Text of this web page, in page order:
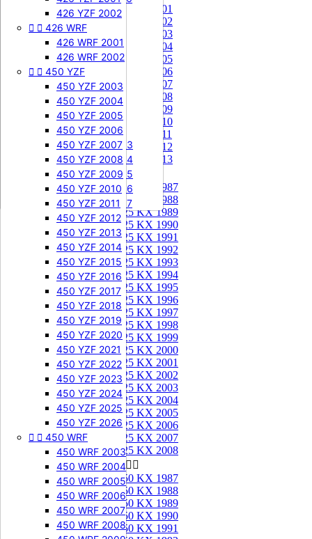
505 SXF
505 SXF 2007
505 SXF 2008
525 SXF
525 SXF 2003
525 SXF 2004
525 SXF 2005
525 SXF 2006
525 EXC-F
525 EXC-F 2003
525 EXC-F 2004
525 EXC-F 2005
525 EXC-F 2006
525 EXC-F 2007
426 YZF 2002
  426 WRF
426 WRF 2001
426 WRF 2002
  450 YZF
450 YZF 2003
450 YZF 2004
450 YZF 2005
450 YZF 2006
450 YZF 2007
450 YZF 2008
450 YZF 2009
450 YZF 2010
450 YZF 2011
450 YZF 2012
450 YZF 2013
450 YZF 2014
450 YZF 2015
450 YZF 2016
450 YZF 2017
450 YZF 2018
450 YZF 2019
450 YZF 2020
450 YZF 2021
450 YZF 2022
450 YZF 2023
450 YZF 2024
450 YZF 2025
450 YZF 2026
  450 WRF
450 WRF 2003
450 WRF 2004
450 WRF 2005
450 WRF 2006
450 WRF 2007
450 WRF 2008
85 KX 2001
85 KX 2002
85 KX 2003
85 KX 2004
85 KX 2005
85 KX 2006
85 KX 2007
85 KX 2008
85 KX 2009
85 KX 2010
85 KX 2011
85 KX 2012
85 KX 2013
125 KX 
125 KX 1987
125 KX 1988
125 KX 1989
125 KX 1990
125 KX 1991
125 KX 1992
125 KX 1993
125 KX 1994
125 KX 1995
125 KX 1996
125 KX 1997
125 KX 1998
125 KX 1999
125 KX 2000
125 KX 2001
125 KX 2002
125 KX 2003
125 KX 2004
125 KX 2005
125 KX 2006
125 KX 2007
125 KX 2008
250 KX 
250 KX 1987
250 KX 1988
250 KX 1989
250 KX 1990
250 KX 1991